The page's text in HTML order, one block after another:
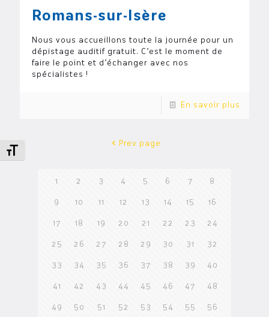
Changer la taille de la police
Romans-sur-Isère
Nous vous accueillons toute la journée pour un
dépistage auditif gratuit. C’est le moment de
faire le point et d’échanger avec nos
spécialistes !
En savoir plus
Prev page
1 2 3 4 5 6 7 8
9 10 11 12 13 14 15 16
17 18 19 20 21 22 23 24
25 26 27 28 29 30 31 32
33 34 35 36 37 38 39 40
41 42 43 44 45 46 47 48
49 50 51 52 53 54 55 56